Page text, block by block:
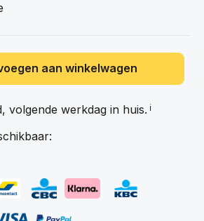
aan winkelwagen
volgende werkdag in huis. ℹ️